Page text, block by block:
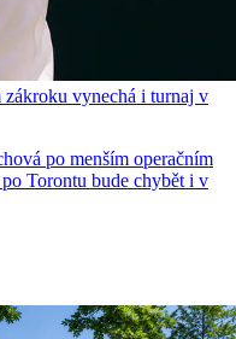
zákroku vynechá i turnaj v
po menším operačním
Torontu bude chybět i v